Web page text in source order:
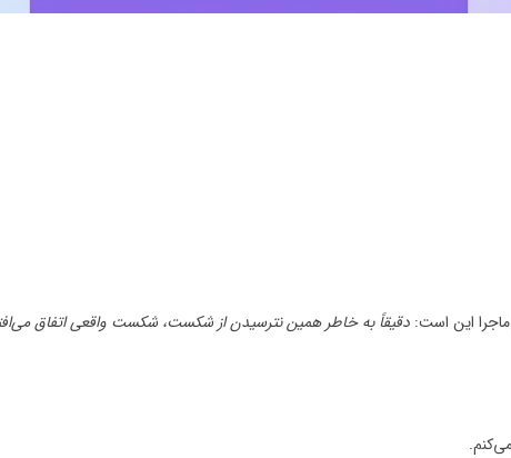
دقیقاً به خاطر همین نترسیدن از شکست، شکست واقعی اتفاق